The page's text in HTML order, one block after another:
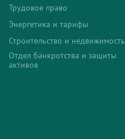
Трудовое право
Энергетика и тарифы
Строительство и недвижимость
Отдел банкротства и защиты
активов